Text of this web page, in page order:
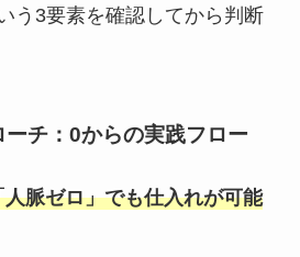
う3要素を確認してから判断
チ：0からの実践フロー
脈ゼロ」でも仕入れが可能